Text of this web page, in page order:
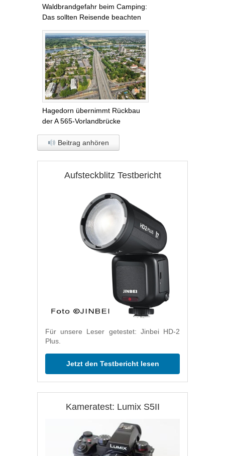
Waldbrandgefahr beim Camping:
Das sollten Reisende beachten
Hagedorn übernimmt Rückbau
der A 565-Vorlandbrücke
Beitrag anhören
Aufsteckblitz Testbericht
Für unsere Leser getestet: Jinbei HD-2
Plus.
Jetzt den Testbericht lesen
Kameratest: Lumix S5II